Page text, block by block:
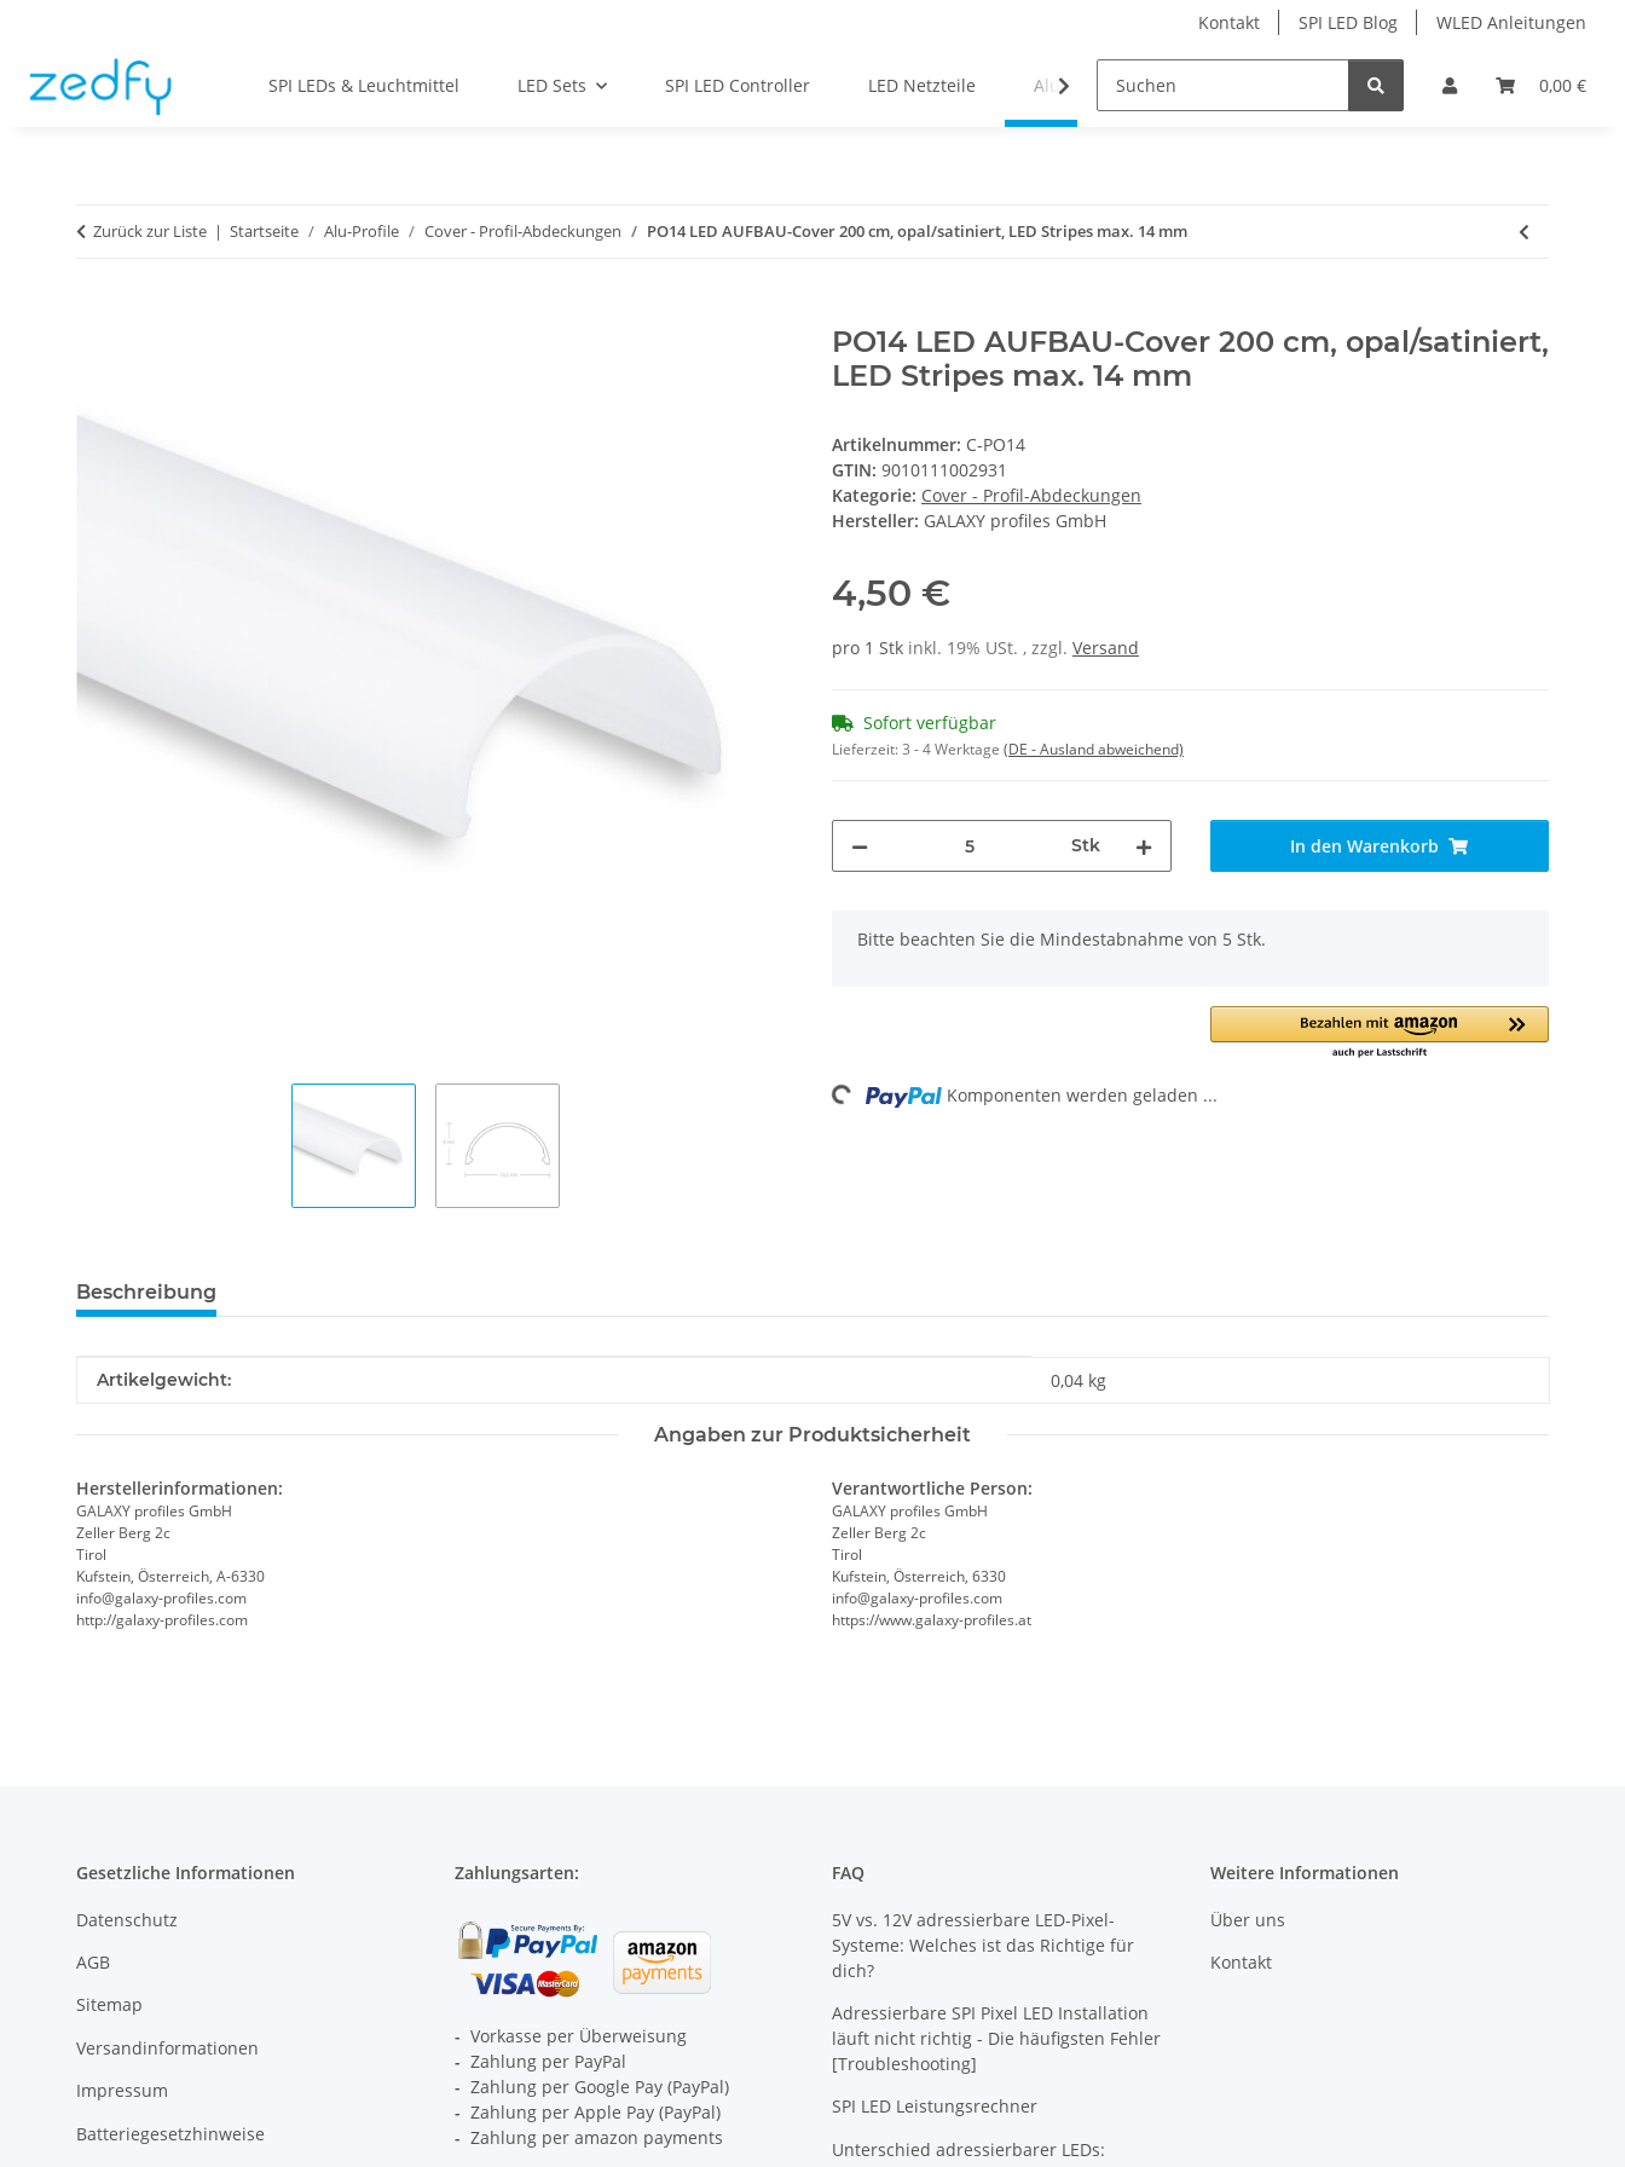
Kontakt SPI LED Blog WLED Anleitungen
0,00 €
SPI LEDs & Leuchtmittel LED Sets SPI LED Controller LED Netzteile Alu-Profile Zubehör
Zurück zur Liste Startseite Alu-Profile Cover - Profil-Abdeckungen PO14 LED AUFBAU-Cover 200 cm, opal/satiniert, LED Stripes max. 14 mm
PO14 LED AUFBAU-Cover 200 cm, opal/satiniert,
LED Stripes max. 14 mm
Artikelnummer: C-PO14
GTIN: 9010111002931
Kategorie: Cover - Profil-Abdeckungen
Hersteller: GALAXY profiles GmbH
4,50 €
pro 1 Stk inkl. 19% USt. , zzgl. Versand
Sofort verfügbar
Lieferzeit:3 - 4 Werktage (DE - Ausland abweichend)
Stk In den Warenkorb
x
Bitte beachten Sie die Mindestabnahme von 5 Stk.
Loading... Komponenten werden geladen ...
Beschreibung
Produkteigenschaft
Wert
Artikelgewicht: 0,04 kg
Angaben zur Produktsicherheit
Herstellerinformationen:
GALAXY profiles GmbH
Zeller Berg 2c
Tirol
Kufstein, Österreich, A-6330
info@galaxy-profiles.com
http://galaxy-profiles.com
Verantwortliche Person:
GALAXY profiles GmbH
Zeller Berg 2c
Tirol
Kufstein, Österreich, 6330
info@galaxy-profiles.com
https://www.galaxy-profiles.at
Gesetzliche Informationen
Datenschutz
AGB
Sitemap
Versandinformationen
Impressum
Batteriegesetzhinweise
Zahlungsarten:
- Vorkasse per Überweisung
- Zahlung per PayPal
- Zahlung per Google Pay (PayPal)
- Zahlung per Apple Pay (PayPal)
- Zahlung per amazon payments
FAQ
5V vs. 12V adressierbare LED-Pixel-
Systeme: Welches ist das Richtige für
dich?
Adressierbare SPI Pixel LED Installation
läuft nicht richtig - Die häufigsten Fehler
[Troubleshooting]
SPI LED Leistungsrechner
Unterschied adressierbarer LEDs:
Weitere Informationen
Über uns
Kontakt